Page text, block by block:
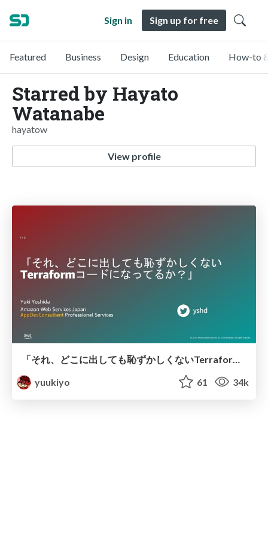
Sign in Sign up for free
Featured Business Design Education How-to
Starred by Hayato
Watanabe
hayatow
View profile
yuukiyo
61 34k